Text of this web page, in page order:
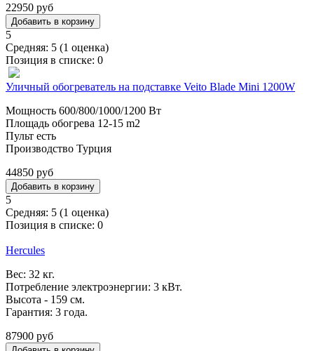
22950 руб
5
Средняя: 5 (1 оценка)
Позиция в списке: 0
Уличный обогреватель на подставке Veito Blade Mini 1200W
Мощность 600/800/1000/1200 Вт
Площадь обогрева 12-15 m2
Пульт есть
Производство Турция
44850 руб
5
Средняя: 5 (1 оценка)
Позиция в списке: 0
Hercules
Вес: 32 кг.
Потребление электроэнергии: 3 кВт.
Высота - 159 см.
Гарантия: 3 года.
87900 руб